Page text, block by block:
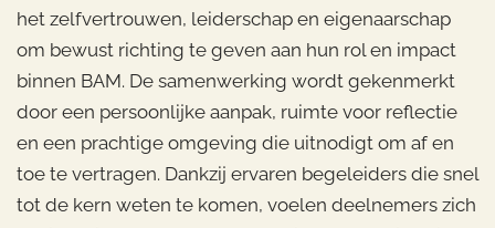
het zelfvertrouwen, leiderschap en eigenaarschap
om bewust richting te geven aan hun rol en impact
binnen BAM. De samenwerking wordt gekenmerkt
door een persoonlijke aanpak, ruimte voor reflectie
en een prachtige omgeving die uitnodigt om af en
toe te vertragen. Dankzij ervaren begeleiders die snel
tot de kern weten te komen, voelen deelnemers zich